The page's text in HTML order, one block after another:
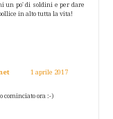
un po' di soldini e per dare
in alto tutta la vita!
1 aprile 2017
cominciato ora :-)